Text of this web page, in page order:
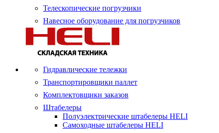
Телескопические погрузчики
Навесное оборудование для погрузчиков
Гидравлические тележки
Транспортировщики паллет
Комплектовщики заказов
Штабелеры
Полуэлектрические штабелеры HELI
Самоходные штабелеры HELI